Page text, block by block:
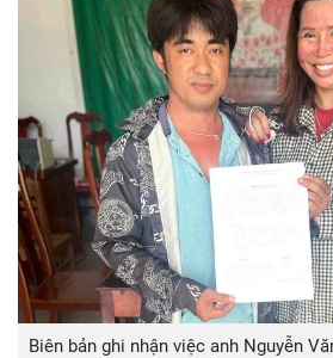
Biên bản ghi nhận việc anh Nguyễn